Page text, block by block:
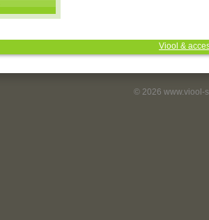
Viool &
© 2026 www.viool-